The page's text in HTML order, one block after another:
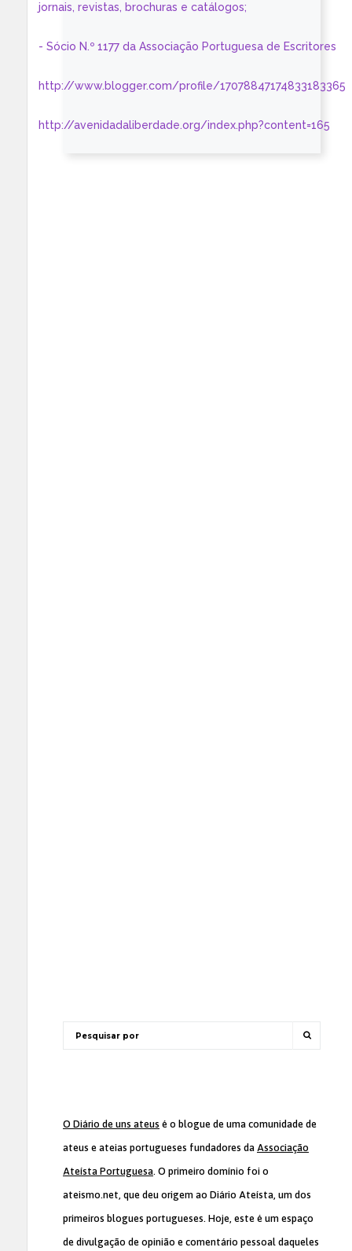
jornais, revistas, brochuras e catálogos;
- Sócio N.º 1177 da Associação Portuguesa de Escritores
http://www.blogger.com/profile/17078847174833183365
http://avenidadaliberdade.org/index.php?content=165
O Diário de uns ateus é o blogue de uma comunidade de
ateus e ateias portugueses fundadores da Associação
Ateísta Portuguesa. O primeiro domínio foi o
ateismo.net, que deu origem ao Diário Ateísta, um dos
primeiros blogues portugueses. Hoje, este é um espaço
de divulgação de opinião e comentário pessoal daqueles